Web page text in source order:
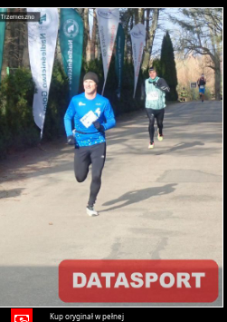
Kup oryginał w pełnej